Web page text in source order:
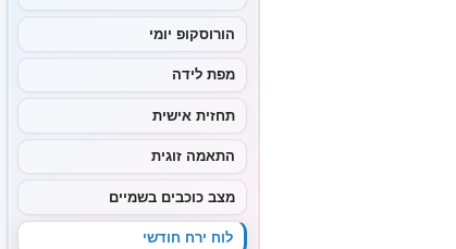
הורוסקופ יומי
מפת לידה
תחזית אישית
התאמה זוגית
מצב כוכבים בשמיים
לוח ירח חודשי